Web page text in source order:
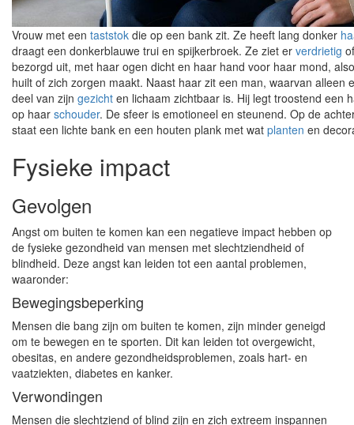
Vrouw met een taststok die op een bank zit. Ze heeft lang donker
draagt een donkerblauwe trui en spijkerbroek. Ze ziet er verdrietig of
bezorgd uit, met haar ogen dicht en haar hand voor haar mond,
huilt of zich zorgen maakt. Naast haar zit een man, waarvan alleen
deel van zijn gezicht en lichaam zichtbaar is. Hij legt troostend een
op haar schouder. De sfeer is emotioneel en steunend. Op de
staat een lichte bank en een houten plank met wat planten en
Fysieke impact
Gevolgen
Angst om buiten te komen kan een negatieve impact hebben op
de fysieke gezondheid van mensen met slechtziendheid of
blindheid. Deze angst kan leiden tot een aantal problemen,
waaronder:
Bewegingsbeperking
Mensen die bang zijn om buiten te komen, zijn minder geneigd
om te bewegen en te sporten. Dit kan leiden tot overgewicht,
obesitas, en andere gezondheidsproblemen, zoals hart- en
vaatziekten, diabetes en kanker.
Verwondingen
Mensen die slechtziend of blind zijn en zich extreem inspannen